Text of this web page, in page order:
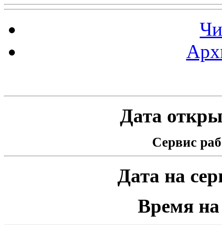
Дата
Сервис
Дата на
Время на